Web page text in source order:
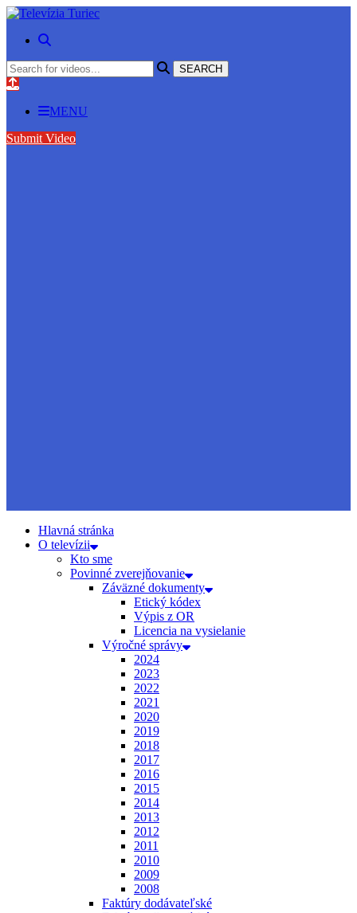
MENU
Submit Video
Hlavná stránka
O televízii
Kto sme
Povinné zverejňovanie
Záväzné dokumenty
Etický kódex
Výpis z OR
Licencia na vysielanie
Výročné správy
2024
2023
2022
2021
2020
2019
2018
2017
2016
2015
2014
2013
2012
2011
2010
2009
2008
Faktúry dodávateľské